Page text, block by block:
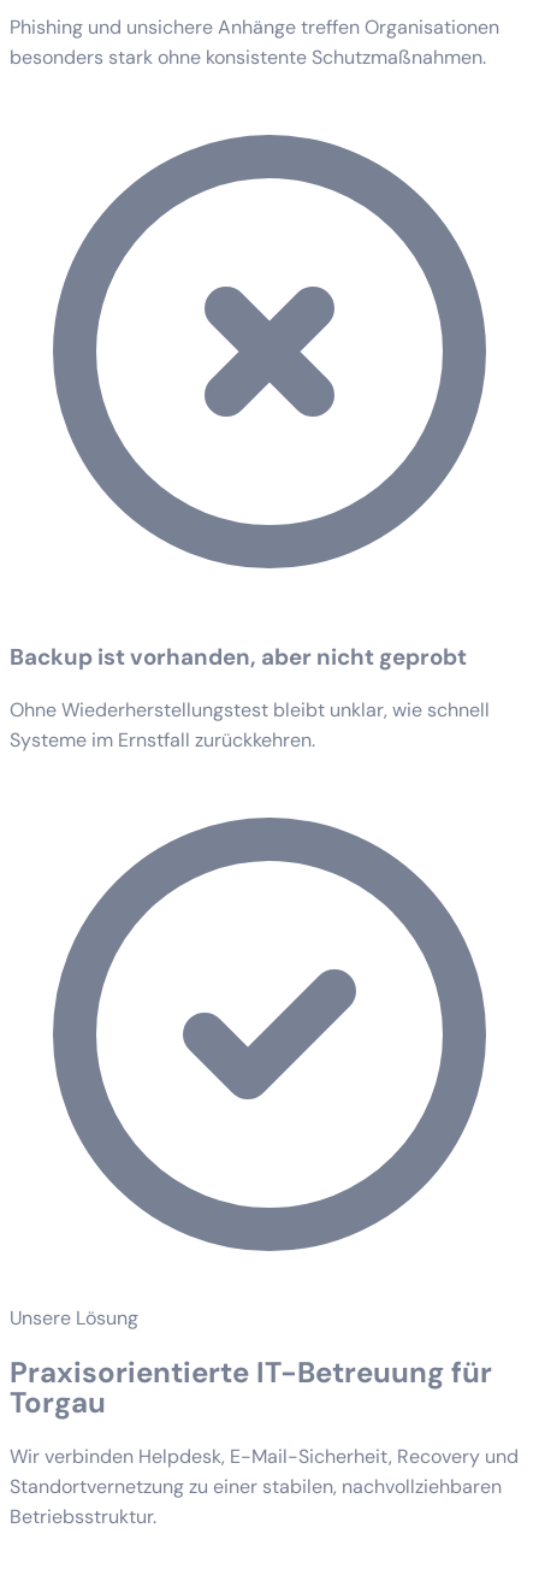
Phishing und unsichere Anhänge treffen Organisationen
besonders stark ohne konsistente Schutzmaßnahmen.
Backup ist vorhanden, aber nicht geprobt
Ohne Wiederherstellungstest bleibt unklar, wie schnell
Systeme im Ernstfall zurückkehren.
Unsere Lösung
Praxisorientierte IT-Betreuung für
Torgau
Wir verbinden Helpdesk, E-Mail-Sicherheit, Recovery und
Standortvernetzung zu einer stabilen, nachvollziehbaren
Betriebsstruktur.